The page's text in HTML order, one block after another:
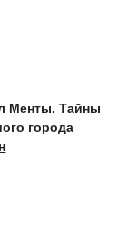
Менты. Тайны
города